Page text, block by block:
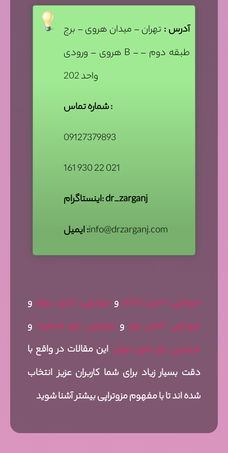
آدرس : تهران – میدان هروی – برج
هروی – ورودی B – طبقه دوم –
واحد 202
شماره تماس :
09127379893
161 930 22 021
اینستاگرام: dr_zarganj
ایمیل :info@drzarganj.com
مزوتراپی لاغری شکم ومزوتراپی لاغری پهلو و
مزوتراپی لاغری بازو ومزوتراپی بازو قیطریه و
مزوتراپی بازو شرق تهران این مقالات در واقع با
دقت بسیار زیاد برای شما کاربران عزیز انتخاب
شده اند تا با مفهوم مزوتراپی بیشتر آشنا شوید